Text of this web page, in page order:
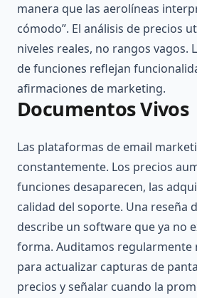
manera que las aerolíneas
cómodo”. El análisis de precios
niveles reales, no rangos vagos.
de funciones reflejan
afirmaciones de marketing.
Documentos Vivos
Las plataformas de email
constantemente. Los precios
funciones desaparecen, las
calidad del soporte. Una reseña
describe un software que ya no
forma. Auditamos regularmente
para actualizar capturas de
precios y señalar cuando la